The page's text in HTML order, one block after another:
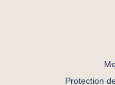
Protection